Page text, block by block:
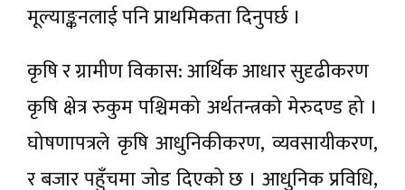
मूल्याङ्कनलाई पनि प्राथमिकता दिनुपर्छ ।
कृषि र ग्रामीण विकास: आर्थिक आधार सुदृढीकरण
कृषि क्षेत्र रुकुम पश्चिमको अर्थतन्त्रको मेरुदण्ड हो ।
घोषणापत्रले कृषि आधुनिकीकरण, व्यवसायीकरण,
र बजार पहुँचमा जोड दिएको छ । आधुनिक प्रविधि,